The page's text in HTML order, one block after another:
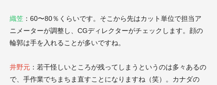
織笠 ：60〜80％くらいです。そこから先はカット単位で担当ア
ニメーターが調整し、CGディレクターがチェックします。顔の
輪郭は手を入れることが多いですね。
井野元 ：若干怪しいところが残ってしまうというのは多々あるの
で、手作業でちまちま直すことになりますね（笑）。カナダの